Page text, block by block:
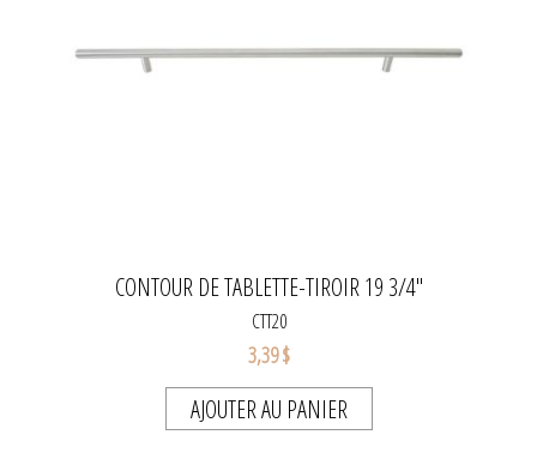
CONTOUR DE TABLETTE-TIROIR 19 3/4"
CTT20
3,39 $
AJOUTER AU PANIER